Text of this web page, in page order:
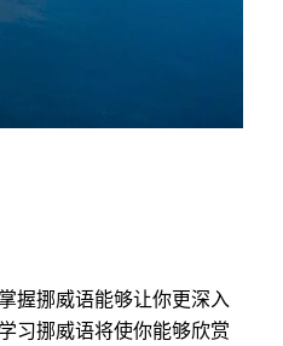
握挪威语能够让你更深入
习挪威语将使你能够欣赏